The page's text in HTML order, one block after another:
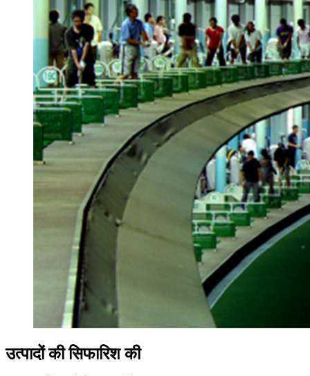
उत्पादों की सिफारिश की